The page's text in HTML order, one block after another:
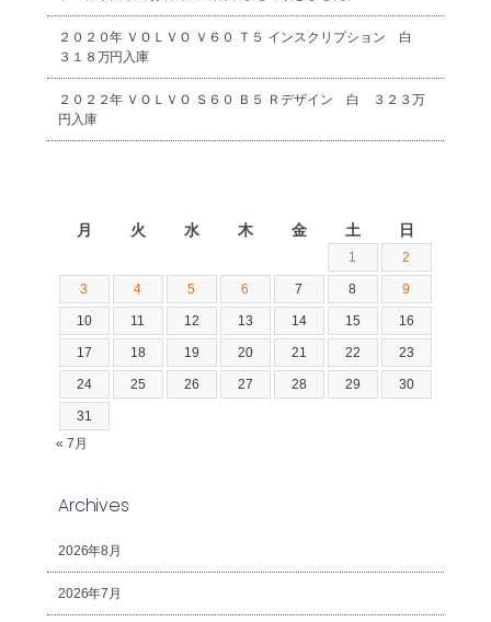
２０２０年 ＶＯＬＶＯ Ｖ６０ Ｔ５ インスクリプション 白
３１８万円入庫
２０２２年 ＶＯＬＶＯ Ｓ６０ Ｂ５ Ｒデザイン 白 ３２３万
円入庫
月 火 水 木 金 土 日
1 2
3 4 5 6 7 8 9
10 11 12 13 14 15 16
17 18 19 20 21 22 23
24 25 26 27 28 29 30
31
« 7月
Archives
2026年8月
2026年7月